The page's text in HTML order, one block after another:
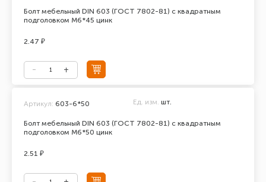
Болт мебельный DIN 603 (ГОСТ 7802-81) с квадратным
подголовком М6*45 цинк
2.47 ₽
Болт мебельный DIN 603 (ГОСТ 7802-81) с квадратным
подголовком М6*50 цинк
Артикул: 603-6*50 Ед. изм. шт.
2.51 ₽